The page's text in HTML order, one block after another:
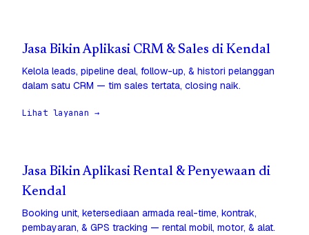
Jasa Bikin Aplikasi CRM & Sales di Kendal
Kelola leads, pipeline deal, follow-up, & histori pelanggan
dalam satu CRM — tim sales tertata, closing naik.
Lihat layanan →
Jasa Bikin Aplikasi Rental & Penyewaan di
Kendal
Booking unit, ketersediaan armada real-time, kontrak,
pembayaran, & GPS tracking — rental mobil, motor, & alat.